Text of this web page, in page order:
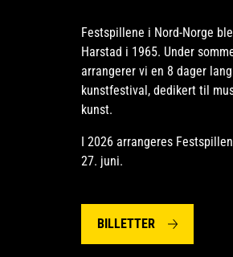
Festspillene i Nord-Norge
Harstad i 1965. Under
arrangerer vi en 8 dager
kunstfestival, dedikert til
kunst.
I 2026 arrangeres
27. juni.
BILLETTER